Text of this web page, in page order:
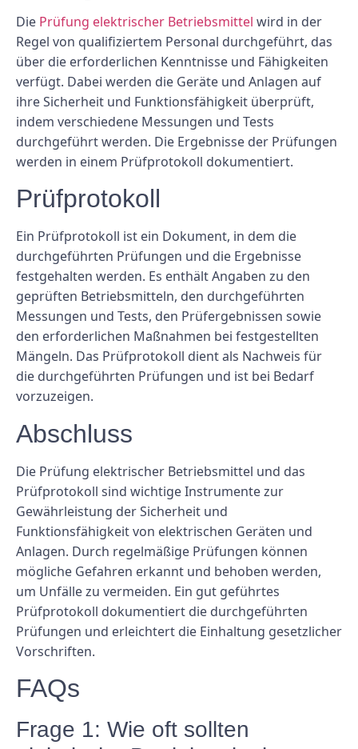
Die Prüfung elektrischer Betriebsmittel wird in der
Regel von qualifiziertem Personal durchgeführt, das
über die erforderlichen Kenntnisse und Fähigkeiten
verfügt. Dabei werden die Geräte und Anlagen auf
ihre Sicherheit und Funktionsfähigkeit überprüft,
indem verschiedene Messungen und Tests
durchgeführt werden. Die Ergebnisse der Prüfungen
werden in einem Prüfprotokoll dokumentiert.
Prüfprotokoll
Ein Prüfprotokoll ist ein Dokument, in dem die
durchgeführten Prüfungen und die Ergebnisse
festgehalten werden. Es enthält Angaben zu den
geprüften Betriebsmitteln, den durchgeführten
Messungen und Tests, den Prüfergebnissen sowie
den erforderlichen Maßnahmen bei festgestellten
Mängeln. Das Prüfprotokoll dient als Nachweis für
die durchgeführten Prüfungen und ist bei Bedarf
vorzuzeigen.
Abschluss
Die Prüfung elektrischer Betriebsmittel und das
Prüfprotokoll sind wichtige Instrumente zur
Gewährleistung der Sicherheit und
Funktionsfähigkeit von elektrischen Geräten und
Anlagen. Durch regelmäßige Prüfungen können
mögliche Gefahren erkannt und behoben werden,
um Unfälle zu vermeiden. Ein gut geführtes
Prüfprotokoll dokumentiert die durchgeführten
Prüfungen und erleichtert die Einhaltung gesetzlicher
Vorschriften.
FAQs
Frage 1: Wie oft sollten